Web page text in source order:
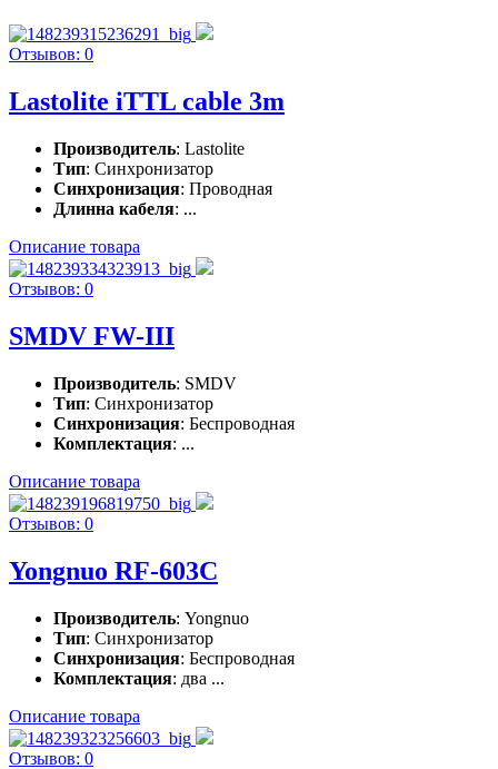
Отзывов: 0
Lastolite iTTL cable 3m
Производитель: Lastolite
Тип: Синхронизатор
Синхронизация: Проводная
Длинна кабеля: ...
Описание товара
Отзывов: 0
SMDV FW-III
Производитель: SMDV
Тип: Синхронизатор
Синхронизация: Беспроводная
Комплектация: ...
Описание товара
Отзывов: 0
Yongnuo RF-603C
Производитель: Yongnuo
Тип: Синхронизатор
Синхронизация: Беспроводная
Комплектация: два ...
Описание товара
Отзывов: 0